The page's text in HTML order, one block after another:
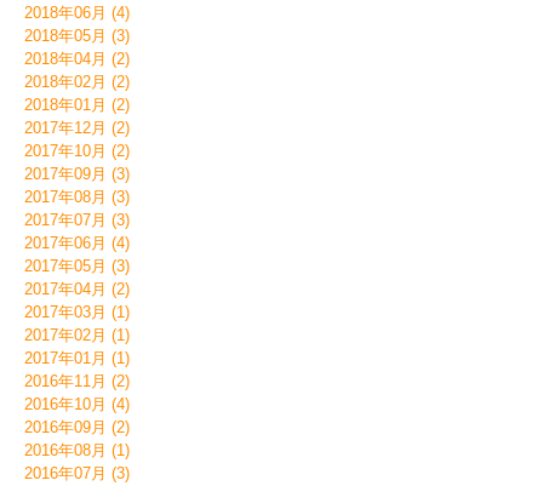
2018年06月 (4)
2018年05月 (3)
2018年04月 (2)
2018年02月 (2)
2018年01月 (2)
2017年12月 (2)
2017年10月 (2)
2017年09月 (3)
2017年08月 (3)
2017年07月 (3)
2017年06月 (4)
2017年05月 (3)
2017年04月 (2)
2017年03月 (1)
2017年02月 (1)
2017年01月 (1)
2016年11月 (2)
2016年10月 (4)
2016年09月 (2)
2016年08月 (1)
2016年07月 (3)